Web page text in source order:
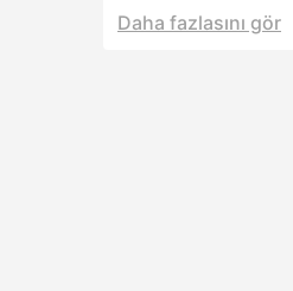
Daha fazlasını gör